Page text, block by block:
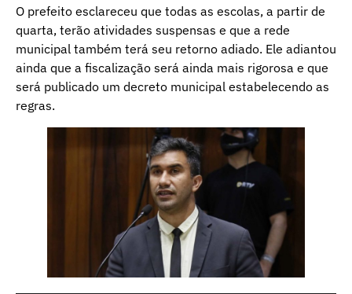
O prefeito esclareceu que todas as escolas, a partir de
quarta, terão atividades suspensas e que a rede
municipal também terá seu retorno adiado. Ele adiantou
ainda que a fiscalização será ainda mais rigorosa e que
será publicado um decreto municipal estabelecendo as
regras.